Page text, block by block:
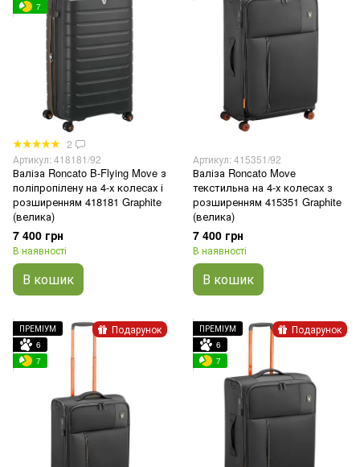
7
2
Артикул: 418181/92
Валіза Roncato B-Flying Move з
поліпропілену на 4-х колесах і
розширенням 418181 Graphite
(велика)
7 400 грн
В наявності
В кошик
Артикул: 415351/92
Валіза Roncato Move
текстильна на 4-х колесах з
розширенням 415351 Graphite
(велика)
7 400 грн
В наявності
В кошик
Подарунок
ПРЕМІУМ
6
7
Подарунок
ПРЕМІУМ
6
7